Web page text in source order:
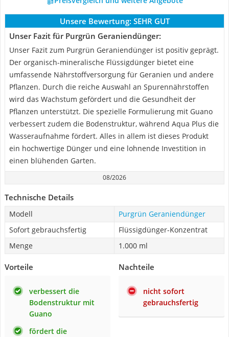
Unsere Bewertung: SEHR GUT
Unser Fazit für Purgrün Geraniendünger:
Unser Fazit zum Purgrün Geraniendünger ist positiv geprägt.
Der organisch-mineralische Flüssigdünger bietet eine
umfassende Nährstoffversorgung für Geranien und andere
Pflanzen. Durch die reiche Auswahl an Spurennährstoffen
wird das Wachstum gefördert und die Gesundheit der
Pflanzen unterstützt. Die spezielle Formulierung mit Guano
verbessert zudem die Bodenstruktur, während Aqua Plus die
Wasseraufnahme fördert. Alles in allem ist dieses Produkt
ein hochwertige Dünger und eine lohnende Investition in
einen blühenden Garten.
08/2026
Technische Details
Modell
Purgrün Geraniendünger
Sofort gebrauchsfertig
Flüssigdünger-Konzentrat
Menge
1.000 ml
Vorteile
verbessert die
Bodenstruktur mit
Guano
fördert die
Nachteile
nicht sofort
gebrauchsfertig